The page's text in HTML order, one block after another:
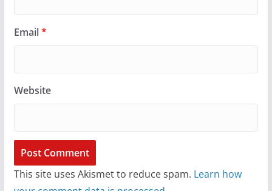
Email*
Website
This site uses Akismet to reduce spam. Learn how